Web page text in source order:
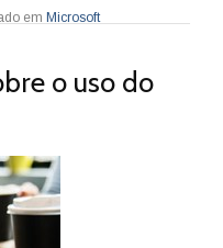
em Microsoft
o uso do